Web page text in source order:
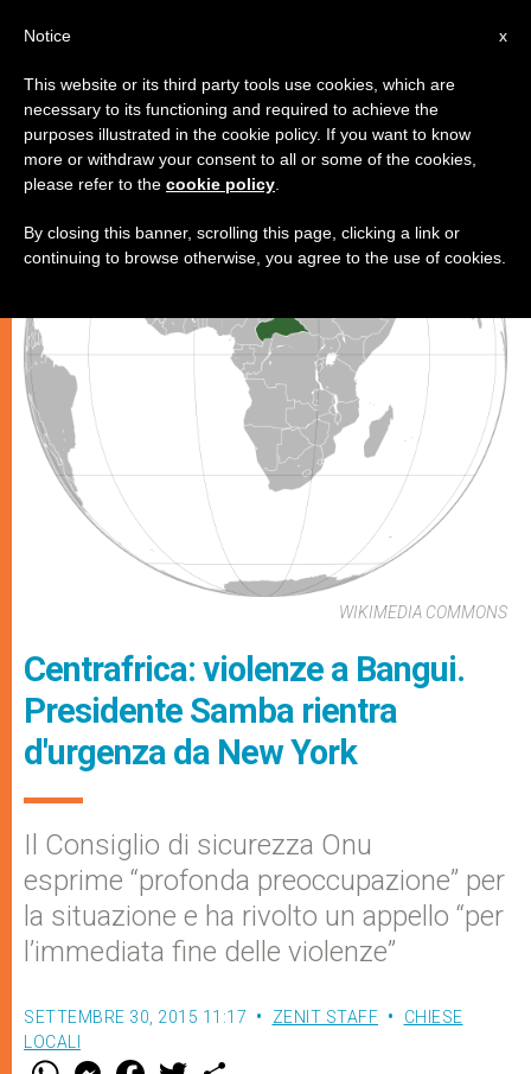
CHIESE LOCALI
WIKIMEDIA COMMONS
Centrafrica: violenze a Bangui.
Presidente Samba rientra
d'urgenza da New York
Il Consiglio di sicurezza Onu
esprime “profonda preoccupazione” per
la situazione e ha rivolto un appello “per
l’immediata fine delle violenze”
SETTEMBRE 30, 2015 11:17 ZENIT STAFF
CHIESE
LOCALI
W M F
x
Notice
This website or its third party tools use cookies, which are
necessary to its functioning and required to achieve the
purposes illustrated in the cookie policy. If you want to know
more or withdraw your consent to all or some of the cookies,
please refer to the cookie policy
By closing this banner, scrolling this page, clicking a link or
continuing to browse otherwise, you agree to the use of cookies.